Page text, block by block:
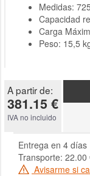
Medidas:
Capacidad
Carga
Peso: 15,5
A partir de:
381.15 €
IVA no incluido
Entrega en 4 días
Transporte: 22.00
Avisarme si